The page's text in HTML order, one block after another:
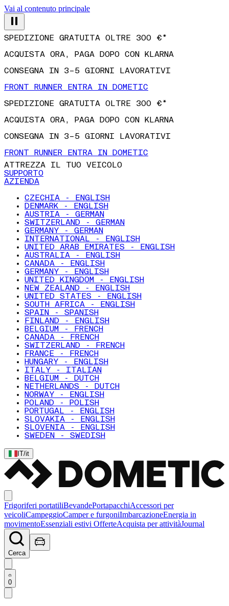
Vai al contenuto principale
ACQUISTA ORA, PAGA DOPO CON KLARNA
CONSEGNA IN 3–5 GIORNI LAVORATIVI
FRONT RUNNER ENTRA IN DOMETIC
SPEDIZIONE GRATUITA OLTRE 300 €*
ACQUISTA ORA, PAGA DOPO CON KLARNA
CONSEGNA IN 3–5 GIORNI LAVORATIVI
FRONT RUNNER ENTRA IN DOMETIC
ATTREZZA IL TUO VEICOLO
SUPPORTO
AZIENDA
CZECHIA - ENGLISH
DENMARK - ENGLISH
AUSTRIA - GERMAN
SWITZERLAND - GERMAN
GERMANY - GERMAN
INTERNATIONAL - ENGLISH
UNITED ARAB EMIRATES - ENGLISH
AUSTRALIA - ENGLISH
CANADA - ENGLISH
GERMANY - ENGLISH
UNITED KINGDOM - ENGLISH
NEW ZEALAND - ENGLISH
UNITED STATES - ENGLISH
SOUTH AFRICA - ENGLISH
SPAIN - SPANISH
FINLAND - ENGLISH
BELGIUM - FRENCH
CANADA - FRENCH
SWITZERLAND - FRENCH
FRANCE - FRENCH
HUNGARY - ENGLISH
ITALY - ITALIAN
BELGIUM - DUTCH
NETHERLANDS - DUTCH
NORWAY - ENGLISH
POLAND - POLISH
PORTUGAL - ENGLISH
SLOVAKIA - ENGLISH
SLOVENIA - ENGLISH
SWEDEN - SWEDISH
IT/it
Frigoriferi portatiliBevandePortapacchiAccessori per
veicoliCampeggioCamper e furgoniImbarcazioneEnergia in
movimentoEssenziali estivi OfferteAcquista per attivitàJournal
Cerca
0